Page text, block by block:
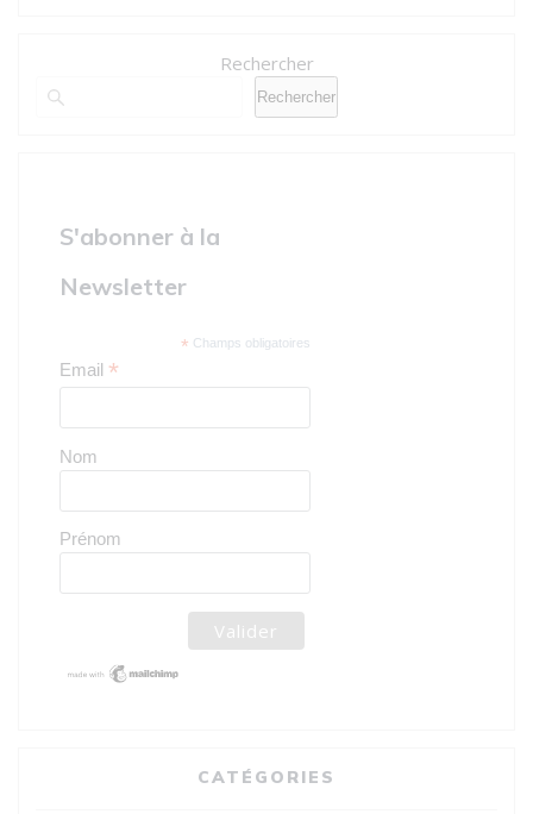
Rechercher
Rechercher
S'abonner à la
Newsletter
* Champs obligatoires
Email *
Nom
Prénom
CATÉGORIES